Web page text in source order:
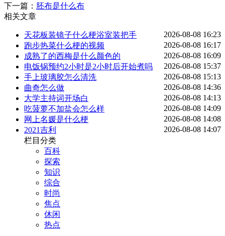
下一篇： 胚布是什么布
相关文章
天花板装镜子什么梗浴室装把手
2026-08-08 16:23
跑步热菜什么梗的视频
2026-08-08 16:17
成熟了的西梅是什么颜色的
2026-08-08 16:09
电饭锅预约2小时是2小时后开始煮吗
2026-08-08 15:37
手上玻璃胶怎么清洗
2026-08-08 15:13
曲奇怎么做
2026-08-08 14:36
大学主持词开场白
2026-08-08 14:13
吃菠萝不加盐会怎么样
2026-08-08 14:09
网上名媛是什么梗
2026-08-08 14:08
2021吉利
2026-08-08 14:07
栏目分类
百科
探索
知识
综合
时尚
焦点
休闲
热点